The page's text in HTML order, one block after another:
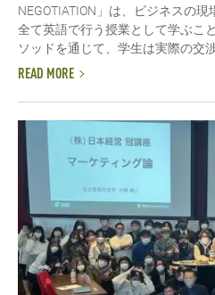
NEGOTIATION」は、ビジネスの現
全て英語で行う授業として学ぶこ
ソッドを通じて、学生は実際の交渉
READ MORE